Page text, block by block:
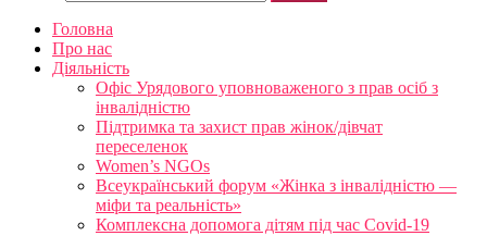
Головна
Про нас
Діяльність
Офіс Урядового уповноваженого з прав осіб з
інвалідністю
Підтримка та захист прав жінок/дівчат
переселенок
Women’s NGOs
Всеукраїнський форум «Жінка з інвалідністю —
міфи та реальність»
Комплексна допомога дітям під час Covid-19